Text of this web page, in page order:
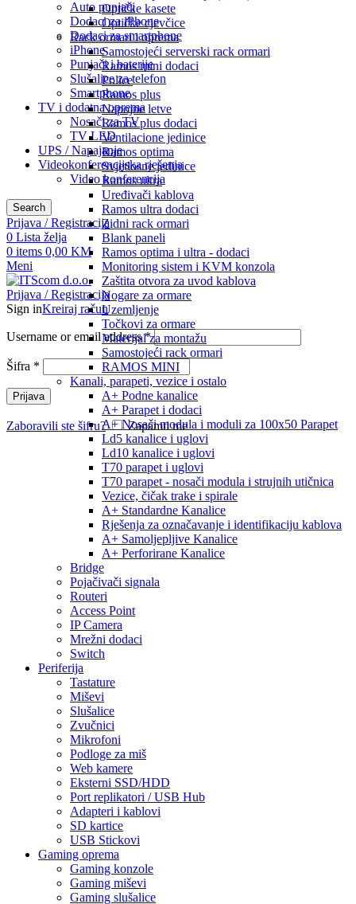
Auto punjači
Dodaci za iPhone
Dodaci za smartphone
iPhone
Punjači i baterije
Slušalice za telefon
Smartphone
TV i dodatna oprema
Nosači za TV
TV LED
UPS / Napajanje
Videokonferencijska rješenja
Video konferencija
Search
Prijava / Registracija
0 Lista želja
0 items 0,00 KM
Meni
Prijava / Registracija
Sign inKreiraj račun
Username or email address*
Šifra *
Prijava
Zaboravili ste šifru? Zapamti me
Optičke kasete
Optičke cjevčice
Rack ormari i oprema
Samostojeći serverski rack ormari
Ramos mini dodaci
Police
Ramos plus
Napojne letve
Ramos plus dodaci
Ventilacione jedinice
Ramos optima
Svjetlosne jedinice
Ramos ultra
Uređivači kablova
Ramos ultra dodaci
Zidni rack ormari
Blank paneli
Ramos optima i ultra - dodaci
Monitoring sistem i KVM konzola
Zaštita otvora za uvod kablova
Nogare za ormare
Uzemljenje
Točkovi za ormare
Materijal za montažu
Samostojeći rack ormari
RAMOS MINI
Kanali, parapeti, vezice i ostalo
A+ Podne kanalice
A+ Parapet i dodaci
A+ Nosači modula i moduli za 100x50 Parapet
Ld5 kanalice i uglovi
Ld10 kanalice i uglovi
T70 parapet i uglovi
T70 parapet - nosači modula i strujnih utičnica
Vezice, čičak trake i spirale
A+ Standardne Kanalice
Rješenja za označavanje i identifikaciju kablova
A+ Samoljepljive Kanalice
A+ Perforirane Kanalice
Bridge
Pojačivači signala
Routeri
Access Point
IP Camera
Mrežni dodaci
Switch
Periferija
Tastature
Miševi
Slušalice
Zvučnici
Mikrofoni
Podloge za miš
Web kamere
Eksterni SSD/HDD
Port replikatori / USB Hub
Adapteri i kablovi
SD kartice
USB Stickovi
Gaming oprema
Gaming konzole
Gaming miševi
Gaming slušalice